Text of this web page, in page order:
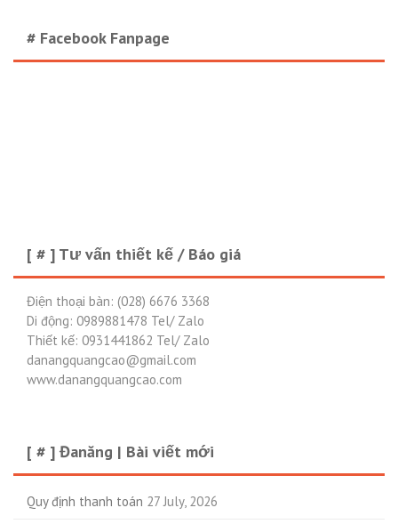
# Facebook Fanpage
[ # ] Tư vấn thiết kế / Báo giá
Điện thoại bàn: (028) 6676 3368
Di động: 0989881478 Tel/ Zalo
Thiết kế: 0931441862 Tel/ Zalo
danangquangcao@gmail.com
www.danangquangcao.com
[ # ] Đanăng | Bài viết mới
Quy định thanh toán 27 July, 2026